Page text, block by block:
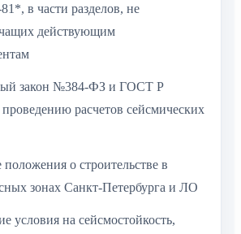
в части разделов, не
действующим
закон №384-ФЗ и ГОСТ Р
расчетов сейсмических
о строительстве в
зонах Санкт-Петербурга и ЛО
условия на сейсмостойкость,